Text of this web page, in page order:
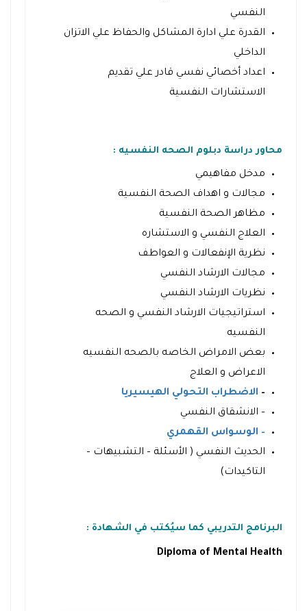
النفسي
القدرة علي ادارة المشاكل والحفاظ علي الاتزان
الداخلي
اعداد أخصائي نفسي قادر علي تقديم
الاستشارات النفسية
محاور دراسة دبلوم الصحه النفسيه :
مدخل مفاهيمي
مجالات و اهداف الصحة النفسية
مظاهر الصحة النفسية
العلاج النفسي و الاستشاره
نظرية الإنفعالات و العواطف
مجالات الارشاد النفسي
نظريات الارشاد النفسي
استراتيجيات الارشاد النفسي و الصحه
النفسيه
بعض الامراض الخاصه بالصحه النفسيه
الاعراض و العلاج
– الاضطراب التحولي الهيسيريا
– الانشقاق النفسي
– الوسواس القهمري
الحديث النفسي ( الأسئلة – التشبيهات –
التاكيدات)
البرنامج التدريبي كما سيُكتب في الشهادة :
Diploma of Mental Health